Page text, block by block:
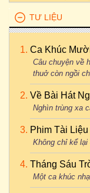
TƯ LIỆU
Ca Khúc
Câu chuyện về
thuở còn ngồi
Về Bài Hát
Nghìn trùng xa
Phim Tài
Không chỉ kể
Tháng Sáu
Một ca khúc